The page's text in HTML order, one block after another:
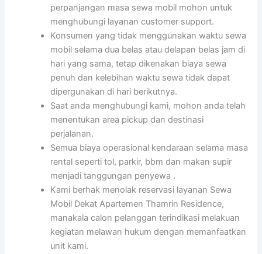
perpanjangan masa sewa mobil mohon untuk
menghubungi layanan customer support.
Konsumen yang tidak menggunakan waktu sewa
mobil selama dua belas atau delapan belas jam di
hari yang sama, tetap dikenakan biaya sewa
penuh dan kelebihan waktu sewa tidak dapat
dipergunakan di hari berikutnya.
Saat anda menghubungi kami, mohon anda telah
menentukan area pickup dan destinasi
perjalanan.
Semua biaya operasional kendaraan selama masa
rental seperti tol, parkir, bbm dan makan supir
menjadi tanggungan penyewa .
Kami berhak menolak reservasi layanan Sewa
Mobil Dekat Apartemen Thamrin Residence,
manakala calon pelanggan terindikasi melakuan
kegiatan melawan hukum dengan memanfaatkan
unit kami.